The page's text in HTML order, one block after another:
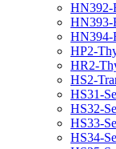
HN392-
HN393-
HN394-
HP2-
HR2-
HS2-
HS31-
HS32-
HS33-
HS34-